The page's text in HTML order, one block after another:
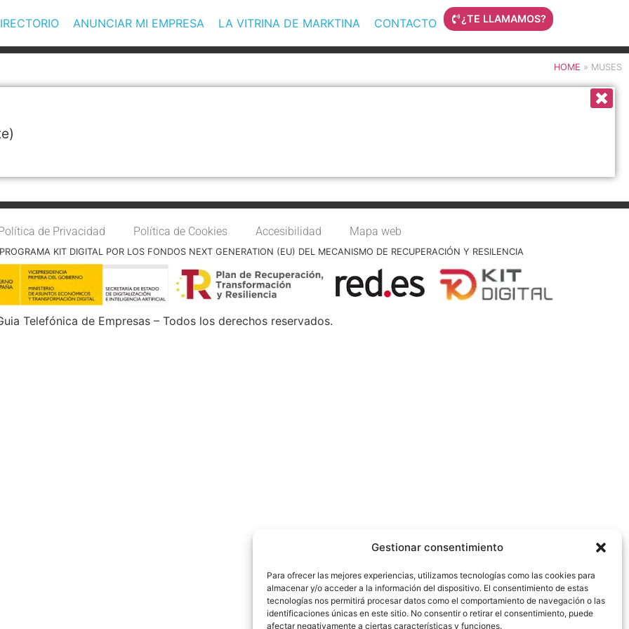
Gestionar consentimiento
Para ofrecer las mejores experiencias, utilizamos tecnologías como las cookies para
almacenar y/o acceder a la información del dispositivo. El consentimiento de estas
tecnologías nos permitirá procesar datos como el comportamiento de navegación o las
identificaciones únicas en este sitio. No consentir o retirar el consentimiento, puede
afectar negativamente a ciertas características y funciones.
ANUNCIAR MI EMPRESA LA VITRINA DE MARKTINA CONTACTO ¿TE LLAMAMOS?
HOME » MUSES
de Privacidad Política de Cookies Accesibilidad Mapa web
KIT DIGITAL POR LOS FONDOS NEXT GENERATION (EU) DEL MECANISMO DE RECUPERACIÓN Y RESILENCIA
Telefónica de Empresas – Todos los derechos reservados.